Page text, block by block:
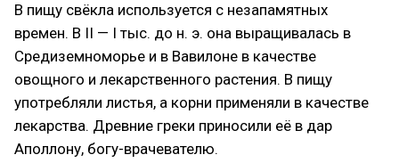
В пищу свёкла используется с незапамятных
времен. В II — I тыс. до н. э. она выращивалась в
Средиземноморье и в Вавилоне в качестве
овощного и лекарственного растения. В пищу
употребляли листья, а корни применяли в качестве
лекарства. Древние греки приносили её в дар
Аполлону, богу-врачевателю.